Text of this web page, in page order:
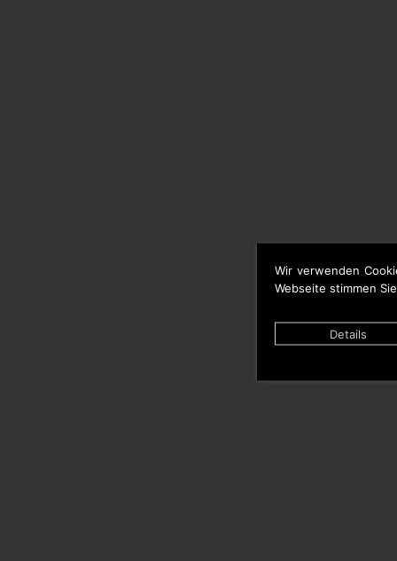
Wir verwenden
Webseite stimmen
Details